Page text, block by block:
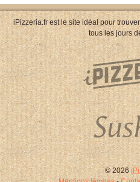
iPizzeria.fr est le site idéal pour
tous les jours
© 2026